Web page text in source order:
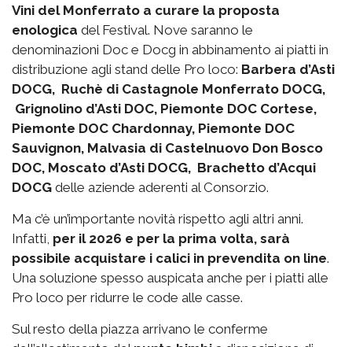
Vini del Monferrato a curare la proposta
enologica del Festival. Nove saranno le
denominazioni Doc e Docg in abbinamento ai piatti in
distribuzione agli stand delle Pro loco: Barbera d’Asti
DOCG, Ruchè di Castagnole Monferrato DOCG,
Grignolino d’Asti DOC, Piemonte DOC Cortese,
Piemonte DOC Chardonnay, Piemonte DOC
Sauvignon, Malvasia di Castelnuovo Don Bosco
DOC, Moscato d’Asti DOCG, Brachetto d’Acqui
DOCG delle aziende aderenti al Consorzio.
Ma c’è un’importante novità rispetto agli altri anni.
Infatti, per il 2026 e per la prima volta, sarà
possibile acquistare i calici in prevendita on line.
Una soluzione spesso auspicata anche per i piatti alle
Pro loco per ridurre le code alle casse.
Sul resto della piazza arrivano le conferme